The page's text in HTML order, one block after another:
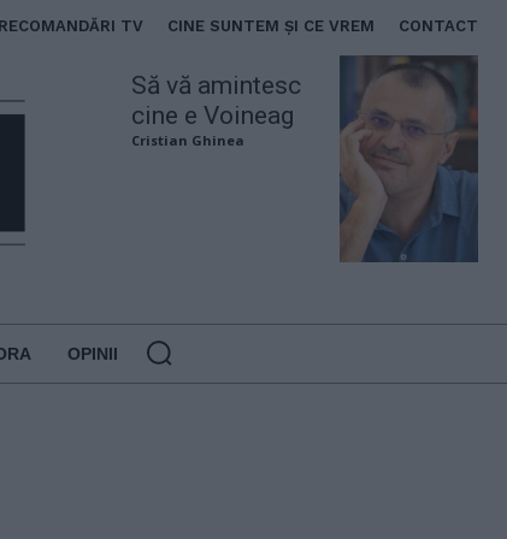
RECOMANDĂRI TV CINE SUNTEM ȘI CE VREM CONTACT
Să vă amintesc
cine e Voineag
Cristian Ghinea
OPINII